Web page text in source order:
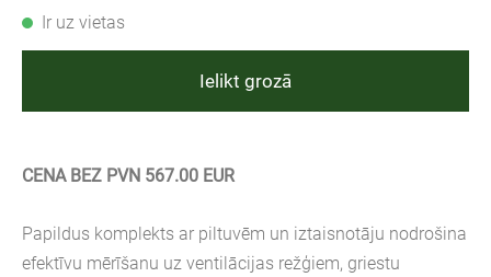
Ir uz vietas
Ielikt grozā
CENA BEZ PVN 567.00 EUR
Papildus komplekts ar piltuvēm un iztaisnotāju nodrošina
efektīvu mērīšanu uz ventilācijas režģiem, griestu